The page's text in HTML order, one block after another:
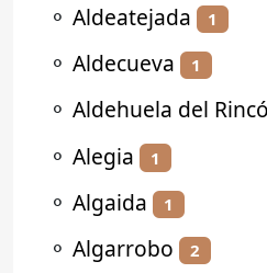
⚬ Aldeatejada 1
⚬ Aldecueva 1
⚬ Aldehuela del
⚬ Alegia 1
⚬ Algaida 1
⚬ Algarrobo 2